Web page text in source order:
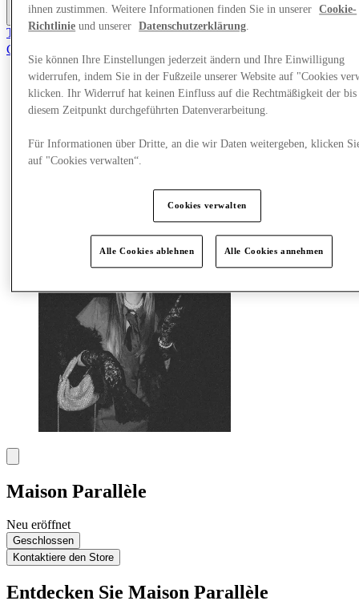
Mehr
Tritt dem Club bei.
Gerettet
de
Geschäfte
Angebote
Essen & Trinken
Geschenkkarten
Maison Parallèle
Neu eröffnet
Geschlossen
Kontaktiere den Store
Entdecken Sie Maison Parallèle
ihnen zustimmen. Weitere Informationen finden Sie in unserer
Cookie-
Richtlinie und unserer Datenschutzerklärung.
Sie können Ihre Einstellungen jederzeit ändern und Ihre Einwilligung
widerrufen, indem Sie in der Fußzeile unserer Website auf "Cookies
klicken. Ihr Widerruf hat keinen Einfluss auf die Rechtmäßigkeit der bis
diesem Zeitpunkt durchgeführten Datenverarbeitung.
Für Informationen über Dritte, an die wir Daten weitergeben, klicken
auf "Cookies verwalten“.
Cookies verwalten
Alle Cookies ablehnen Alle Cookies annehmen